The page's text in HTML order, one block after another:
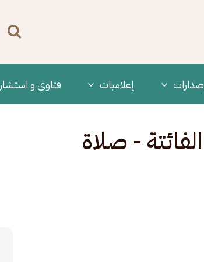
إعلاميات فتاوى و
- صلاة